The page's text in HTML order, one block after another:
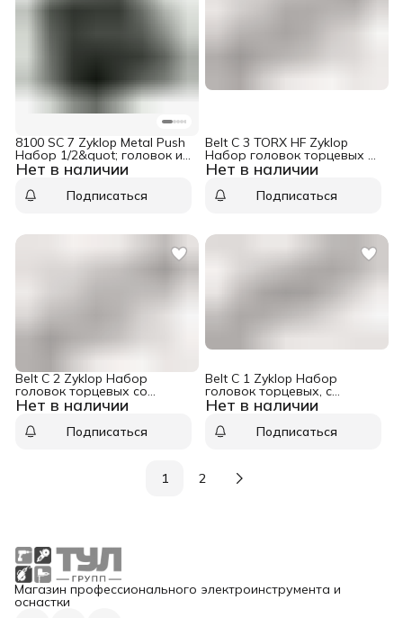
Нет в наличии
8100 SC 7 Zyklop Metal Push
Набор 1/2&quot; головок и
5/16&quot; бит с трещоткой,
Подписаться
Нет в наличии
Belt C 3 TORX HF Zyklop
Набор головок торцевых с
вставкой-битой, с
TX 25/30/40/45/50/55 x 60 мм
Wera WE-003997
Подписаться
Нет в наличии
Belt C 2 Zyklop Набор
головок торцевых со
вставкой-битой с внешним
фиксацией, 1/2&quot;, 6 пр.,
4/5/6/7/8/10 x 60 мм Wera
Подписаться
Нет в наличии
Belt C 1 Zyklop Набор
головок торцевых, с
фиксацией, 1/2&quot;, 7 пр.,
мм Wera WE-003995
Подписаться
1 2
Магазин профессионального электроинструмента и
оснастки